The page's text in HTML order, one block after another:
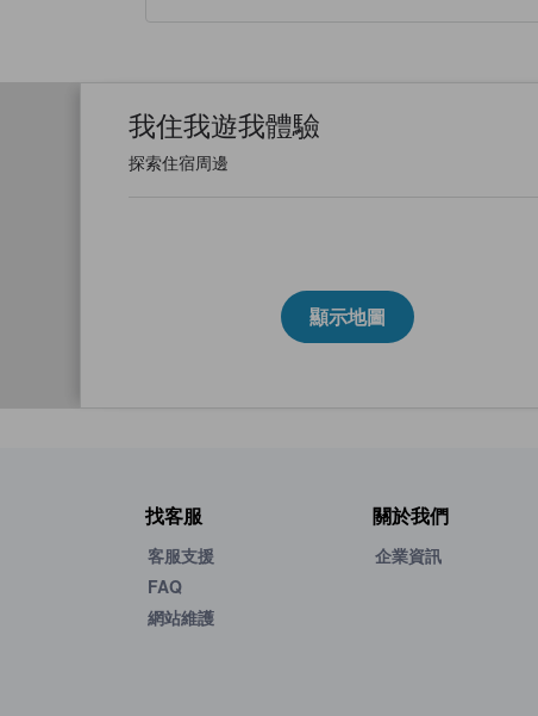
我住我遊我體驗
探索住宿周邊
顯示地圖
找客服
客服支援
FAQ
網站維護
關於我們
企業資訊